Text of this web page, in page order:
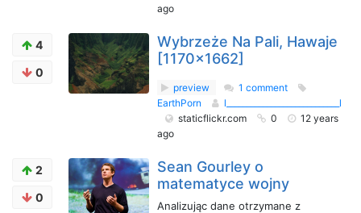
ago
4
0
Wybrzeże Na Pali, Hawaje
[1170x1662]
preview
1 comment
EarthPorn
l____________________________l
staticflickr.com
0
12 years
ago
2
0
Sean Gourley o
matematyce wojny
Analizując dane otrzymane z